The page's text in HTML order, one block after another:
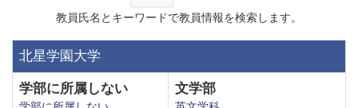
教員氏名とキーワードで教員情報を検索します。
北星学園大学
学部に所属しない 文学部